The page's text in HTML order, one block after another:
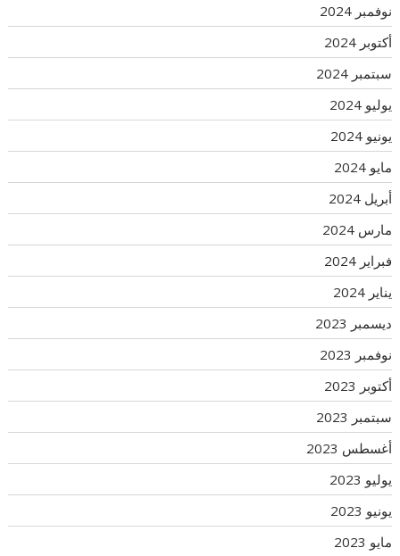
نوفمبر 2024
أكتوبر 2024
سبتمبر 2024
يوليو 2024
يونيو 2024
مايو 2024
أبريل 2024
مارس 2024
فبراير 2024
يناير 2024
ديسمبر 2023
نوفمبر 2023
أكتوبر 2023
سبتمبر 2023
أغسطس 2023
يوليو 2023
يونيو 2023
مايو 2023